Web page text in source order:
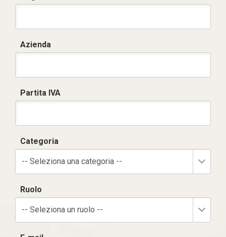
Azienda
Partita IVA
Categoria
-- Seleziona una categoria --
Ruolo
-- Seleziona un ruolo --